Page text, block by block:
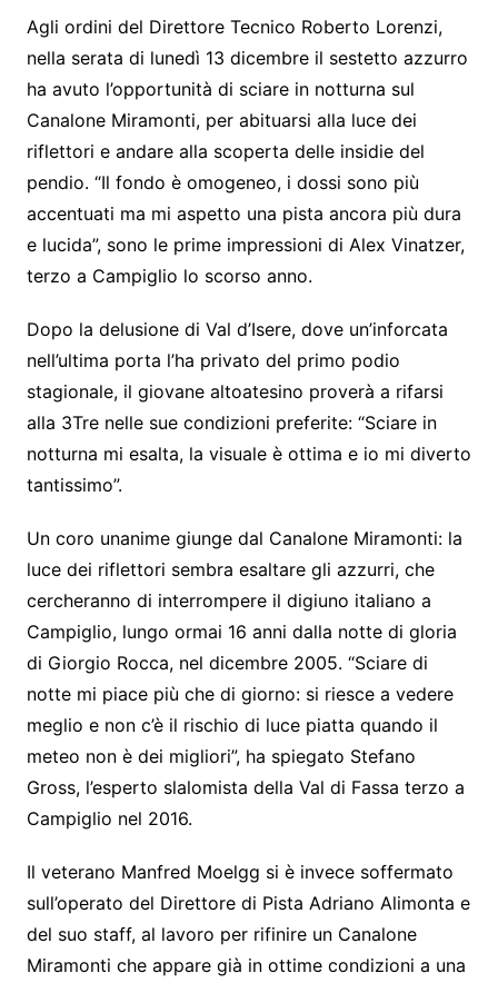
Agli ordini del Direttore Tecnico Roberto Lorenzi,
nella serata di lunedì 13 dicembre il sestetto azzurro
ha avuto l’opportunità di sciare in notturna sul
Canalone Miramonti, per abituarsi alla luce dei
riflettori e andare alla scoperta delle insidie del
pendio. “Il fondo è omogeneo, i dossi sono più
accentuati ma mi aspetto una pista ancora più dura
e lucida”, sono le prime impressioni di Alex Vinatzer,
terzo a Campiglio lo scorso anno.
Dopo la delusione di Val d’Isere, dove un’inforcata
nell’ultima porta l’ha privato del primo podio
stagionale, il giovane altoatesino proverà a rifarsi
alla 3Tre nelle sue condizioni preferite: “Sciare in
notturna mi esalta, la visuale è ottima e io mi diverto
tantissimo”.
Un coro unanime giunge dal Canalone Miramonti: la
luce dei riflettori sembra esaltare gli azzurri, che
cercheranno di interrompere il digiuno italiano a
Campiglio, lungo ormai 16 anni dalla notte di gloria
di Giorgio Rocca, nel dicembre 2005. “Sciare di
notte mi piace più che di giorno: si riesce a vedere
meglio e non c’è il rischio di luce piatta quando il
meteo non è dei migliori”, ha spiegato Stefano
Gross, l’esperto slalomista della Val di Fassa terzo a
Campiglio nel 2016.
Il veterano Manfred Moelgg si è invece soffermato
sull’operato del Direttore di Pista Adriano Alimonta e
del suo staff, al lavoro per rifinire un Canalone
Miramonti che appare già in ottime condizioni a una